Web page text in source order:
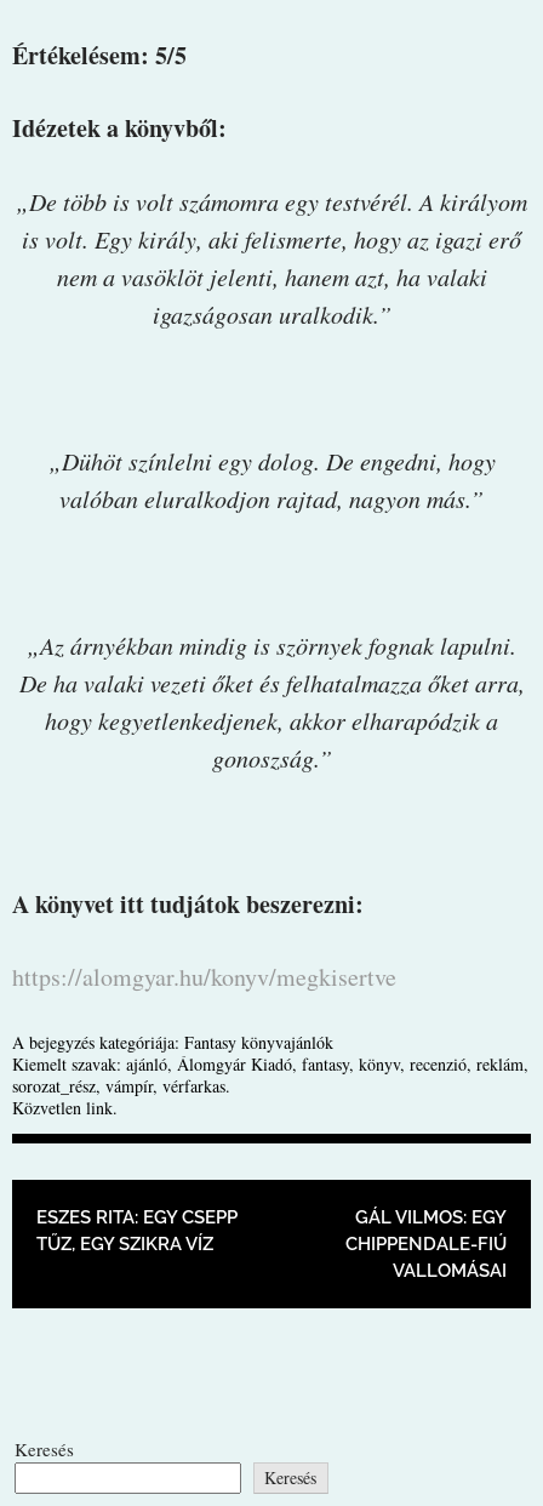
Értékelésem: 5/5
Idézetek a könyvből:
„De több is volt számomra egy testvérél. A királyom
is volt. Egy király, aki felismerte, hogy az igazi erő
nem a vasöklöt jelenti, hanem azt, ha valaki
igazságosan uralkodik.”
„Dühöt színlelni egy dolog. De engedni, hogy
valóban eluralkodjon rajtad, nagyon más.”
„Az árnyékban mindig is szörnyek fognak lapulni.
De ha valaki vezeti őket és felhatalmazza őket arra,
hogy kegyetlenkedjenek, akkor elharapódzik a
gonoszság.”
A könyvet itt tudjátok beszerezni:
https://alomgyar.hu/konyv/megkisertve
A bejegyzés kategóriája: Fantasy könyvajánlók
Kiemelt szavak: ajánló, Álomgyár Kiadó, fantasy, könyv, recenzió, reklám,
sorozat_rész, vámpír, vérfarkas.
Közvetlen link.
BEJEGYZÉS NAVIGÁCIÓ
ESZES RITA: EGY CSEPP
TŰZ, EGY SZIKRA VÍZ
GÁL VILMOS: EGY
CHIPPENDALE-FIÚ
VALLOMÁSAI
Keresés
Keresés